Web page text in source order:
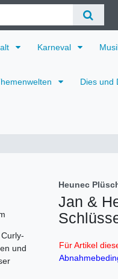
Karneval
Dies und
und
Heunec
Jan &
Für Artikel